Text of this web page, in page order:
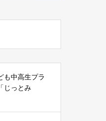
も中高生プラ
じっとみ